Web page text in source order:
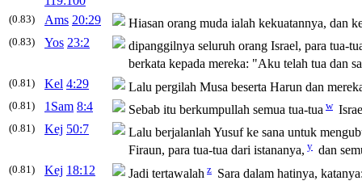
(0.83) Ams 20:29 Hiasan orang muda ialah kekuatannya, dan
(0.83) Yos 23:2 dipanggilnya seluruh orang Israel, para tua-
berkata kepada mereka: "Aku telah tua dan
(0.81) Kel 4:29 Lalu pergilah Musa beserta Harun dan
(0.81) 1Sam 8:4 Sebab itu berkumpullah semua tua-tua w
(0.81) Kej 50:7
Lalu berjalanlah Yusuf ke sana untuk
Firaun, para tua-tua dari istananya, y dan
(0.81) Kej 18:12 Jadi tertawalah z Sara dalam hatinya,